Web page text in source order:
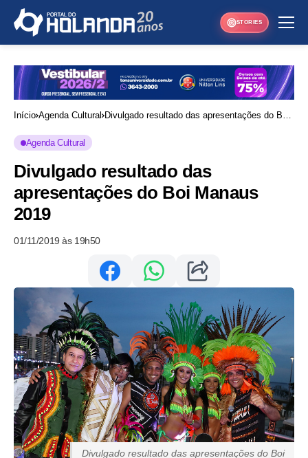
STORIES
Início Agenda Cultural Divulgado resultado das apresentações do Boi
Agenda Cultural
Divulgado resultado das
apresentações do Boi Manaus
2019
01/11/2019 às 19h50
Divulgado resultado das apresentações do Boi